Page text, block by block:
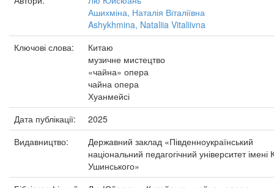
Ашихміна, Наталія Віталіївна
Ashykhmina, Nataliia Vitaliivna
Ключові слова:
Китаю
музичне мистецтво
«чайна» опера
чайна опера
Хуанмейсі
Дата публікації:
2025
Видавництво:
Державний заклад «Південноукраїнський
національний педагогічний університет імені
Ушинського»